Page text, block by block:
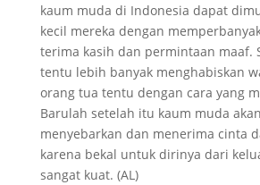
kaum muda di Indonesia dapat
kecil mereka dengan
terima kasih dan permintaan maaf.
tentu lebih banyak menghabiskan
orang tua tentu dengan cara yang
Barulah setelah itu kaum muda
menyebarkan dan menerima cinta
karena bekal untuk dirinya dari
sangat kuat. (AL)